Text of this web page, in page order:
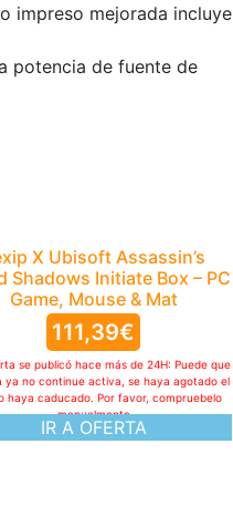
impreso mejorada incluye
potencia de fuente de
X Ubisoft Assassin’s
Shadows Initiate Box – PC
Game, Mouse & Mat
111,39€
IR A OFERTA
se publicó hace más de 24H: Puede que
ya no continue activa, se haya agotado el
haya caducado. Por favor, compruebelo
manualmente